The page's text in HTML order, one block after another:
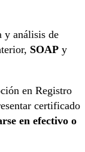
y análisis de
SOAP y
en Registro
certificado
en efectivo o